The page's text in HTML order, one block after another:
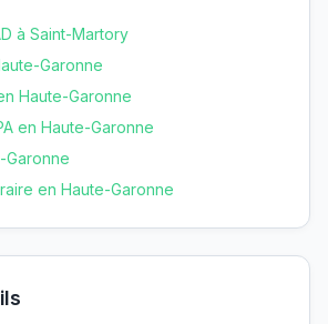
à Saint-Martory
Garonne
Haute-Garonne
en Haute-Garonne
Garonne
en Haute-Garonne